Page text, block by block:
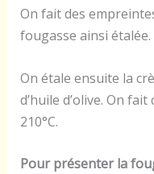
On fait des
fougasse ainsi étalée.
On étale ensuite la
d’huile d’olive. On
210°C.
Pour présenter la